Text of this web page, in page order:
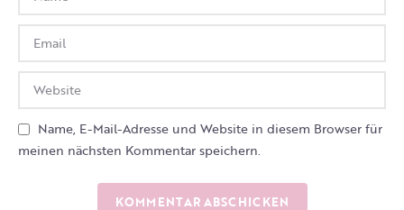
Name, E-Mail-Adresse und Website in diesem Browser für
meinen nächsten Kommentar speichern.